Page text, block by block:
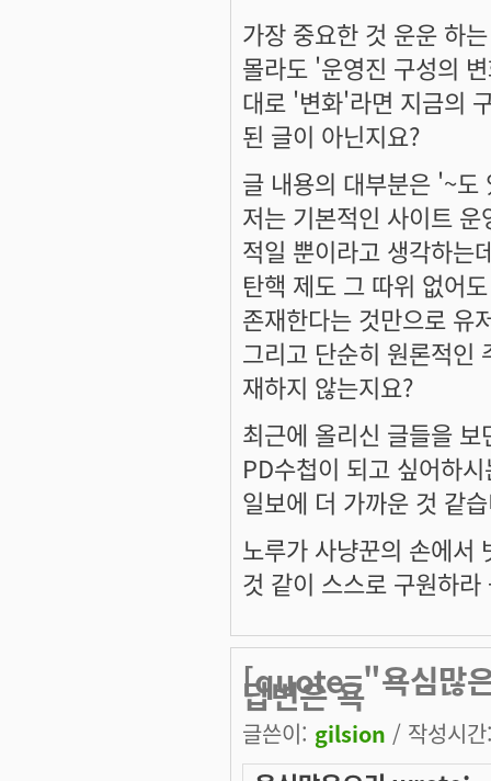
가장 중요한 것 운운 하
몰라도 '운영진 구성의
대로 '변화'라면 지금의
된 글이 아닌지요?
글 내용의 대부분은 '~도
저는 기본적인 사이트
적일 뿐이라고 생각하는
탄핵 제도 그 따위 없어
존재한다는 것만으로 유
그리고 단순히 원론적인
재하지 않는지요?
최근에 올리신 글들을
PD수첩이 되고 싶어하
일보에 더 가까운 것 같
노루가 사냥꾼의 손에서
것 같이 스스로 구원하
[quote="욕심
답변은 욕
글쓴이: gilsion / 작성시